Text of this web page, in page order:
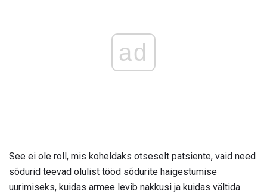
ad
See ei ole roll, mis koheldaks otseselt patsiente, vaid need
sõdurid teevad olulist tööd sõdurite haigestumise
uurimiseks, kuidas armee levib nakkusi ja kuidas vältida